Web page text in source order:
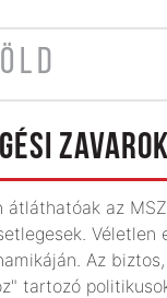
ZAVAROK
átláthatóak az
Az
tartozó